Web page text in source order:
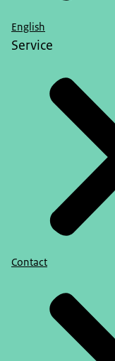
English
Service
Contact